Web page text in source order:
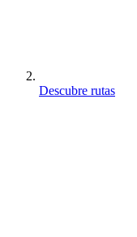
Descubre rutas